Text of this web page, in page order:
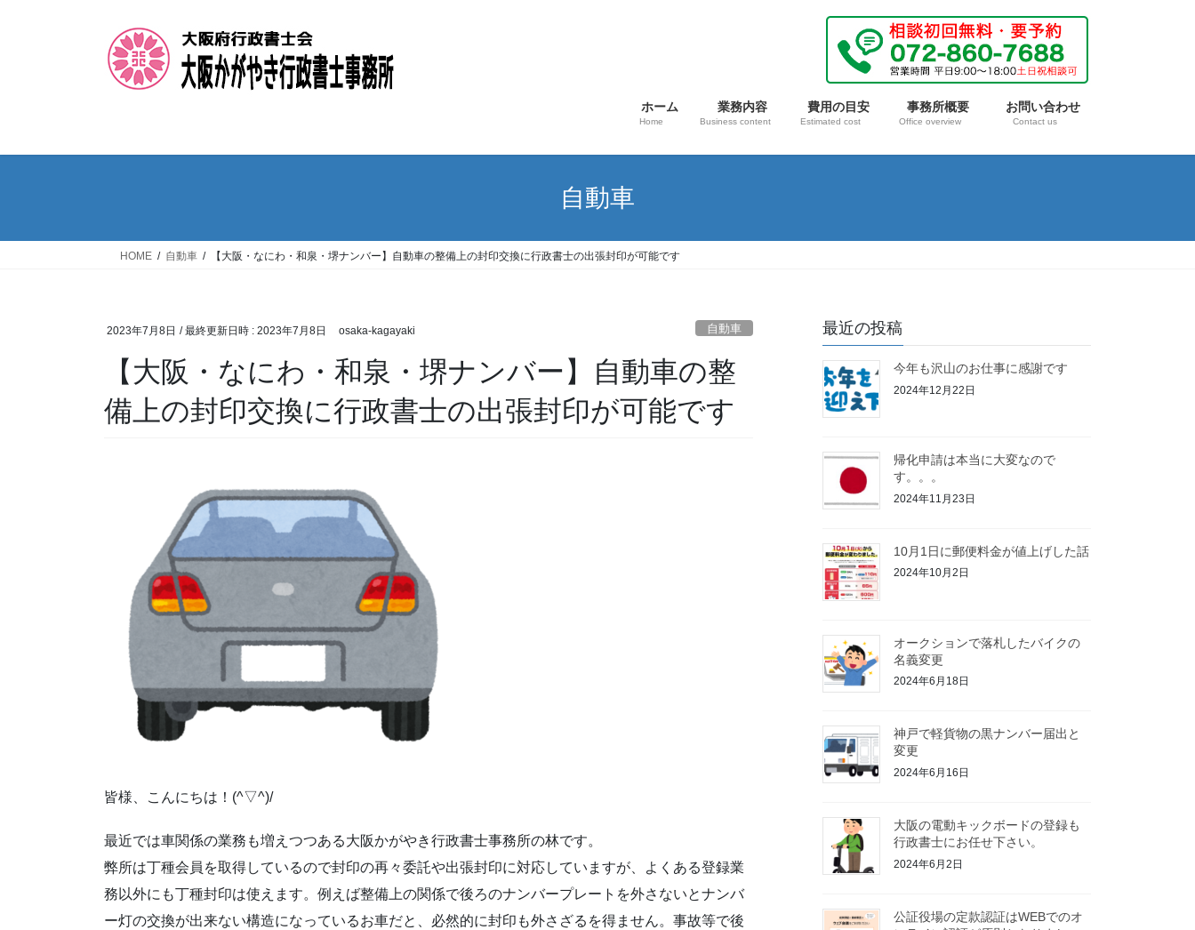
キ
に
ホーム
Home
業務内容
Business content
費用の目安
Estimated cost
事務所概要
Office overview
お問い合わせ
Contact us
自動車
HOME 自動車 【大阪・なにわ・和泉・堺ナンバー】自動車の整備上の封印交換に行政書士の出張封印が可能です
2023年7月8日 / 最終更新日時 : 2023年7月8日 osaka-kagayaki 自動車
【大阪・なにわ・和泉・堺ナンバー】自動車の整
備上の封印交換に行政書士の出張封印が可能です
皆様、こんにちは！(^▽^)/
最近では車関係の業務も増えつつある大阪かがやき行政書士事務所の林です。
弊所は丁種会員を取得しているので封印の再々委託や出張封印に対応していますが、よくある登録業
務以外にも丁種封印は使えます。例えば整備上の関係で後ろのナンバープレートを外さないとナンバ
ー灯の交換が出来ない構造になっているお車だと、必然的に封印も外さざるを得ません。事故等で後
最近の投稿
今年も沢山のお仕事に感謝です
2024年12月22日
帰化申請は本当に大変なので
す。。。
2024年11月23日
10月1日に郵便料金が値上げした話
2024年10月2日
オークションで落札したバイクの
名義変更
2024年6月18日
神戸で軽貨物の黒ナンバー届出と
変更
2024年6月16日
大阪の電動キックボードの登録も
行政書士にお任せ下さい。
2024年6月2日
公証役場の定款認証はWEBでのオ